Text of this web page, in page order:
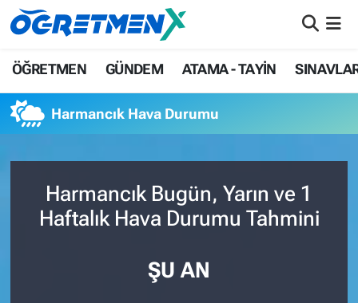
ÖĞRETMEN GÜNDEM ATAMA - TAYİN
Harmancık Hava Durumu
Harmancık Bugün, Yarın ve 1
Haftalık Hava Durumu Tahmini
ŞU AN
ÖĞRETMEN
SINAVLAR
HAYATIN İÇİNDEN
UZMAN ÖĞRETMENLİK
İstanbul Nöbetçi Eczaneler
İstanbul Trafik Yoğunluk Haritası
Süper Lig Puan Durumu ve Fikstür